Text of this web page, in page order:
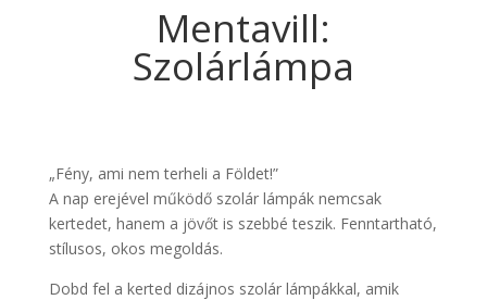
Mentavill:
Szolárlámpa
„Fény, ami nem terheli a Földet!”
A nap erejével működő szolár lámpák nemcsak
kertedet, hanem a jövőt is szebbé teszik. Fenntartható,
stílusos, okos megoldás.
Dobd fel a kerted dizájnos szolár lámpákkal, amik